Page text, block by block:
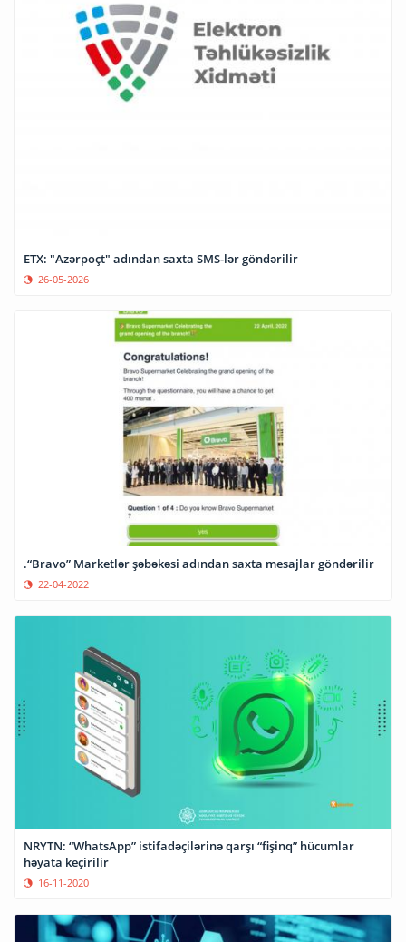
ETX: "Azərpoçt" adından saxta SMS-lər göndərilir
26-05-2026
.“Bravo” Marketlər şəbəkəsi adından saxta mesajlar göndərilir
22-04-2022
NRYTN: “WhatsApp” istifadəçilərinə qarşı “fişinq” hücumlar
həyata keçirilir
16-11-2020